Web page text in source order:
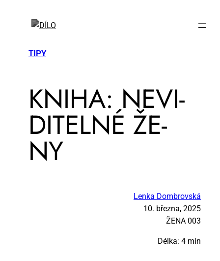
TIPY
KNI­HA: NE­VI­
DI­TEL­NÉ ŽE­
NY
Lenka Dombrovská
10. března, 2025
ŽE­NA 003
Délka: 4 min